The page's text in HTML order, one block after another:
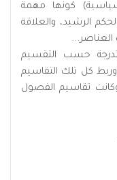
كونها مهمة
الرشيد، والعلاقة
العناصر...
حسب التقسيم
كل تلك التقاسيم
وكانت تقاسيم الفصول